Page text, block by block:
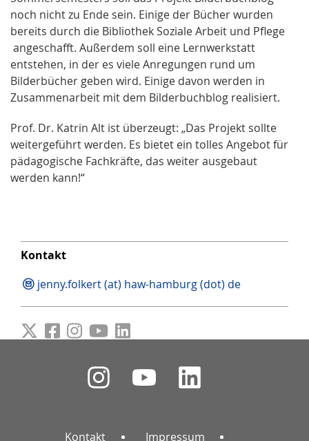
noch nicht zu Ende sein. Einige der Bücher wurden
bereits durch die Bibliothek Soziale Arbeit und Pflege
angeschafft. Außerdem soll eine Lernwerkstatt
entstehen, in der es viele Anregungen rund um
Bilderbücher geben wird. Einige davon werden in
Zusammenarbeit mit dem Bilderbuchblog realisiert.
Prof. Dr. Katrin Alt ist überzeugt: „Das Projekt sollte
weitergeführt werden. Es bietet ein tolles Angebot für
pädagogische Fachkräfte, das weiter ausgebaut
werden kann!“
Kontakt
jenny.folkert (at) haw-hamburg (dot) de
Kontakt Impressum